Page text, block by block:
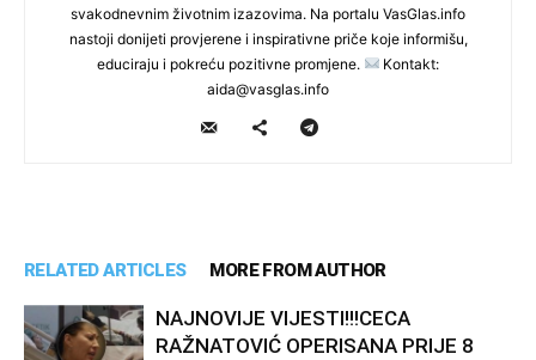
svakodnevnim životnim izazovima. Na portalu VasGlas.info
nastoji donijeti provjerene i inspirativne priče koje informišu,
educiraju i pokreću pozitivne promjene.
Kontakt:
aida@vasglas.info
RELATED ARTICLES MORE FROM AUTHOR
NAJNOVIJE VIJESTI!!!CECA
RAŽNATOVIĆ OPERISANA PRIJE 8